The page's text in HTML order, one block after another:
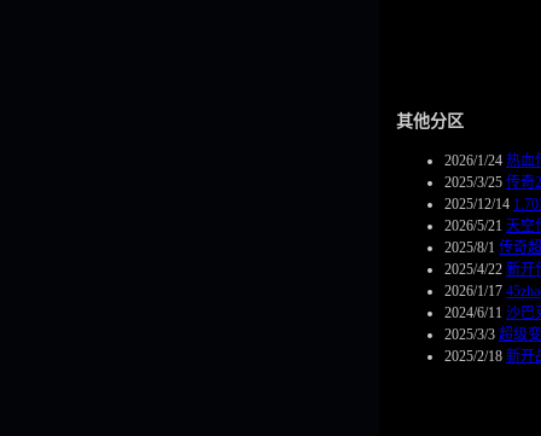
其他分区
2026/1/24 热血
2025/3/25 传奇
2025/12/14
2026/5/21 天空
2025/8/1 传奇
2025/4/22 新开
2026/1/17
2024/6/11 沙巴
2025/3/3 超级
2025/2/18 新开